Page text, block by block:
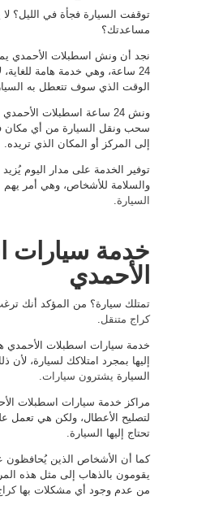
توقفت السيارة فجأة في الليل؟ لا
مساعدتك؟
نجد أن ونش اسطبلات الأحمدي
24 ساعة، وهي خدمة هامة
الوقت الذي سوف تتعطل به
ونش 24 ساعة اسطبلات
سحب ونقل السيارة من أي مكان
إلى المركز أو المكان الذي تريده.
توفير الخدمة على مدار اليوم
والسلامة للأشخاص، وهي أمر يهم
السيارة
خدمة سيارات
الأحمدي
تمتلك سيارة؟ من المؤكد أنك
كراج متنقل
خدمة سيارات اسطبلات الأحمدي
إليها بمجرد امتلاكك لسيارة،
السيارة يشترون سيارات
مراكز خدمة سيارات اسطبلات
لتصليح الأعطال، ولكن هي تعمل
تحتاج إليها السيارة.
كما أن الأشخاص الذين يُحافظون
يقومون بالذهاب إلى مثل هذه
من عدم وجود أي مشكلات بها